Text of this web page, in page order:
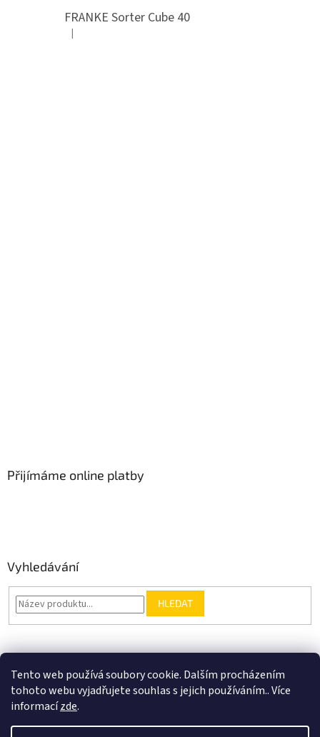
Tento web používá soubory cookie. Dalším procházením
tohoto webu vyjadřujete souhlas s jejich používáním.. Více
informacízde.
FRANKE Sorter Cube 40
Hodnocení produktu je 3 z 5 hvězdiček.
|
Přijímáme online platby
Vyhledávání
HLEDAT
0KS /0 KČ